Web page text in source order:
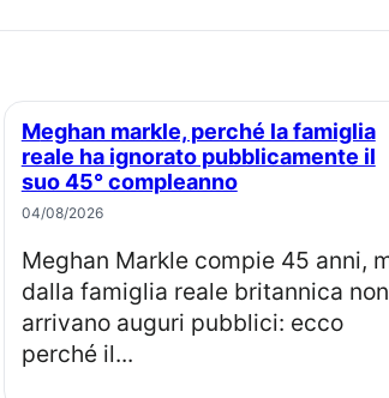
Meghan markle, perché la famiglia
reale ha ignorato pubblicamente il
suo 45° compleanno
04/08/2026
Meghan Markle compie 45 anni, ma
dalla famiglia reale britannica non
arrivano auguri pubblici: ecco
perché il...